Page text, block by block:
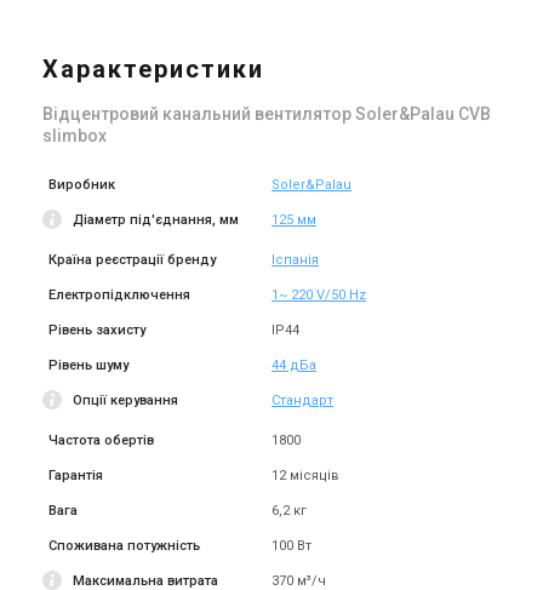
Характеристики
Відцентровий канальний вентилятор Soler&Palau CVB
slimbox
Виробник Soler&Palau
Діаметр під'єднання, мм 125 мм
Країна реєстрації бренду Іспанія
Електропідключення 1~ 220 V/50 Hz
Рівень захисту IP44
Рівень шуму 44 дБа
Опції керування Стандарт
Частота обертів 1800
Гарантія 12 місяців
Вага 6,2 кг
Споживана потужність 100 Вт
Максимальна витрата
370 м³/ч